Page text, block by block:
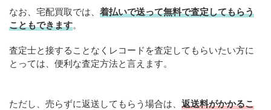
なお、宅配買取では、 着払いで送って無料で査定してもらう
こともできます。
査定士と接することなくレコードを査定してもらいたい方に
とっては、便利な査定方法と言えます。
ただし、売らずに返送してもらう場合は、 返送料がかかるこ